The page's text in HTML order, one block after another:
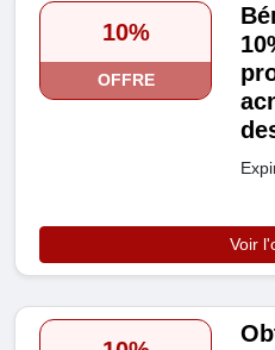
10%
OFFRE
Voir